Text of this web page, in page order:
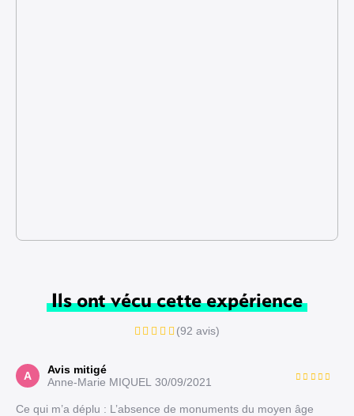
Ils ont vécu cette expérience
(92 avis)
A
Avis mitigé
Anne-Marie MIQUEL 30/09/2021
Ce qui m’a déplu : L’absence de monuments du moyen âge